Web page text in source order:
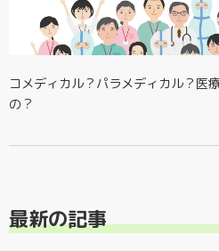
コメディカル？パラメディカル？医
の？
最新の記事